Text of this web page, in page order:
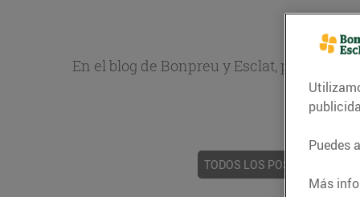
En el blog de Bonpreu y Esclat, puedes
TODOS LOS POSTS
Puedes
Más